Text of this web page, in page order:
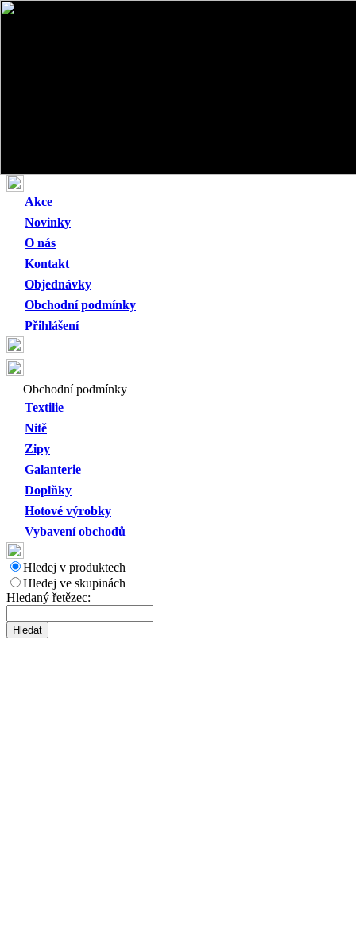
Akce
Novinky
O nás
Kontakt
Objednávky
Obchodní podmínky
Přihlášení
Obchodní podmínky
Textilie
Nitě
Zipy
Galanterie
Doplňky
Hotové výrobky
Vybavení obchodů
Hledej v produktech
Hledej ve skupinách
Hledaný řetězec: